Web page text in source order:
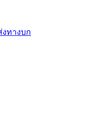
ทางบก